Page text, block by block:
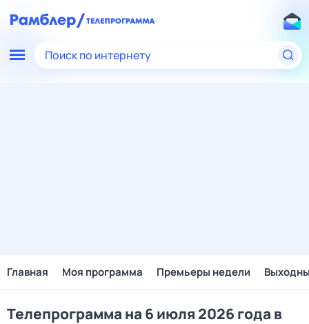
Поиск по интернету
Главная Моя программа Премьеры недели
Телепрограмма на 6 июля 2026 года в